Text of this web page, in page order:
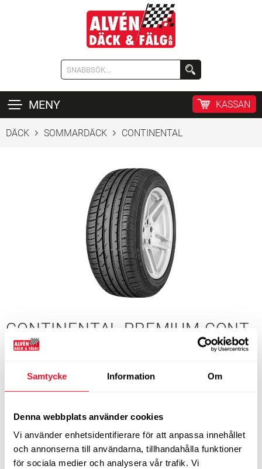
Samtycke Information Om
Denna webbplats använder cookies
Vi använder enhetsidentifierare för att anpassa innehållet
och annonserna till användarna, tillhandahålla funktioner
för sociala medier och analysera vår trafik. Vi
MENY KASSAN
DÄCK SOMMARDÄCK CONTINENTAL
CONTINENTAL PREMIUM CONT
2 FR
Sommardäck
DIMENSIONER
Bredd 215 Profil 45